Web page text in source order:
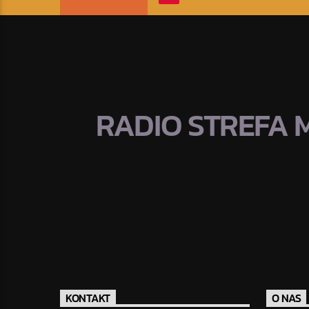
RADIO STREFA
KONTAKT O NAS